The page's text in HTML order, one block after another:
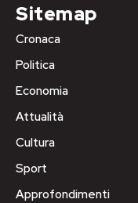
Sitemap
Cronaca
Politica
Economia
Attualità
Cultura
Sport
Approfondimenti